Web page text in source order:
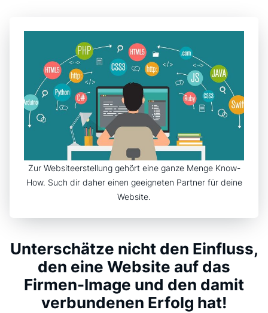
Zur Websiteerstellung gehört eine ganze Menge Know-
How. Such dir daher einen geeigneten Partner für deine
Website.
Unterschätze nicht den Einfluss,
den eine Website auf das
Firmen-Image und den damit
verbundenen Erfolg hat!